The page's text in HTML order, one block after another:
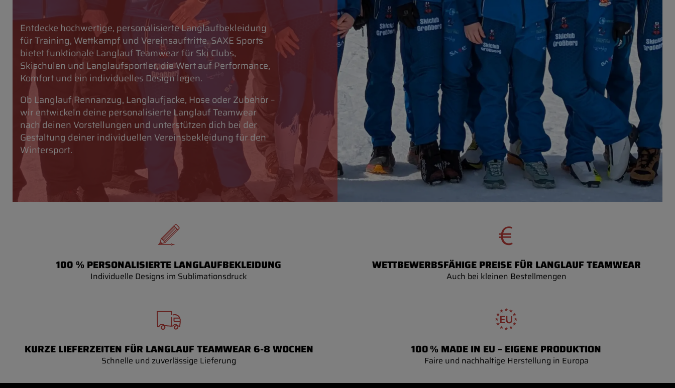
Entdecke hochwertige, personalisierte Langlaufbekleidung
für Training, Wettkampf und Vereinsauftritte. SAXE Sports
bietet funktionale Langlauf Teamwear für Ski Clubs,
Skischulen und Langlaufsportler, die Wert auf Performance,
Komfort und ein individuelles Design legen.
Ob Langlauf Rennanzug, Langlaufjacke, Hose oder Zubehör –
wir entwickeln deine personalisierte Langlauf Teamwear
nach deinen Vorstellungen und unterstützen dich bei der
Gestaltung deiner individuellen Vereinsbekleidung für den
Wintersport.
100 % PERSONALISIERTE LANGLAUFBEKLEIDUNG
Individuelle Designs im Sublimationsdruck
WETTBEWERBSFÄHIGE PREISE FÜR LANGLAUF TEAMWEAR
Auch bei kleinen Bestellmengen
KURZE LIEFERZEITEN FÜR LANGLAUF TEAMWEAR 6-8 WOCHEN
Schnelle und zuverlässige Lieferung
100 % MADE IN EU – EIGENE PRODUKTION
Faire und nachhaltige Herstellung in Europa